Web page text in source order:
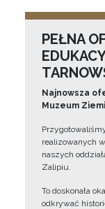
PEŁNA
Najnowsza
Muzeum
realizowanych
naszych
Zalipiu.
To doskonała
odkrywać